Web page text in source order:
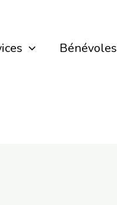
Bénévoles